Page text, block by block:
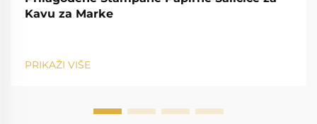
Kavu za Marke
PRIKAŽI VIŠE